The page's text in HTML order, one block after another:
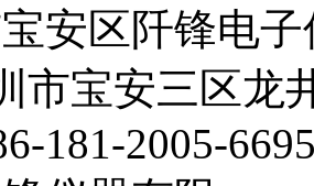
安区阡锋电
市宝安三区龙
181-2005-